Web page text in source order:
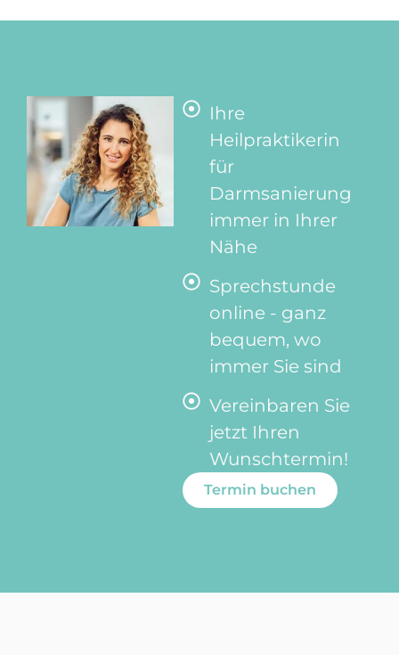
Ihre
Heilpraktikerin
für
Darmsanierung
immer in Ihrer
Nähe
Sprechstunde
online - ganz
bequem, wo
immer Sie sind
Vereinbaren Sie
jetzt Ihren
Wunschtermin!
Termin buchen